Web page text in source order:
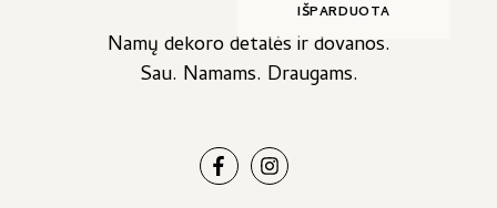
IŠPARDUOTA
Namų dekoro detalės ir dovanos.
Sau. Namams. Draugams.